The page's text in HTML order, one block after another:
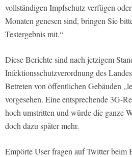
vollständigen Impfschutz verfügen
Monaten genesen sind, bringen Sie
Testergebnis mit.“
Diese Berichte sind nach jetzigem
Infektionsschutzverordnung des
Betreten von öffentlichen Gebäuden
vorgesehen. Eine entsprechende 3G-
hoch umstritten und würde die ganze
doch dazu später mehr.
Empörte User fragen auf Twitter beim